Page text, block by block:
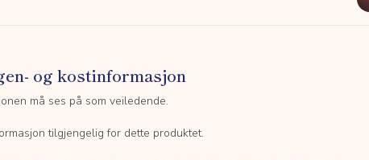
og kostinformasjon
må ses på som veiledende.
tilgjengelig for dette produktet.